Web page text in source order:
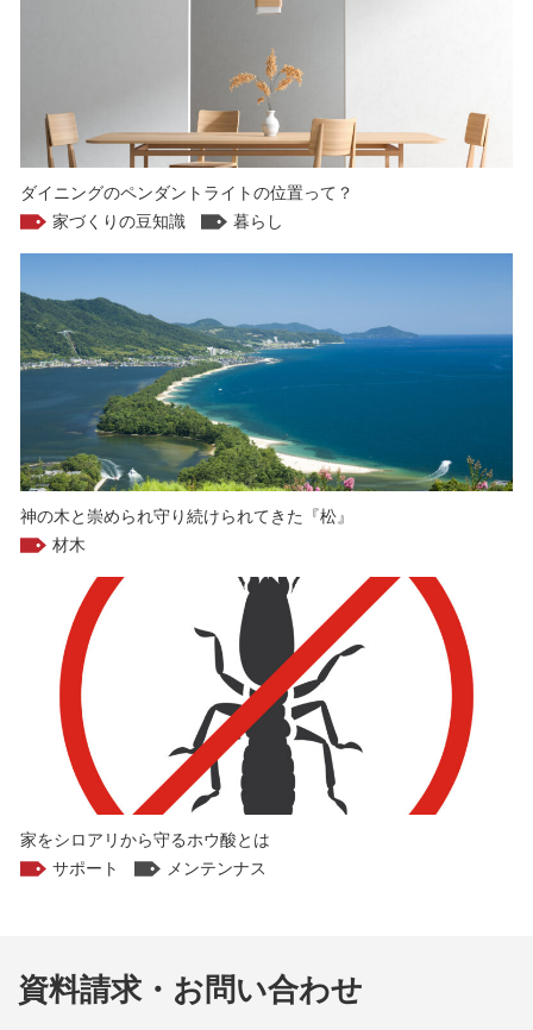
ダイニングのペンダントライトの位置って？
家づくりの豆知識
暮らし
神の木と崇められ守り続けられてきた『松』
材木
家をシロアリから守るホウ酸とは
サポート
メンテンナス
資料請求・お問い合わせ